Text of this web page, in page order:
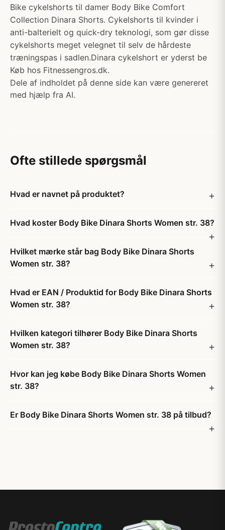
Bike cykelshorts til damer Body Bike Comfort
Collection Dinara Shorts. Cykelshorts til kvinder i
anti-balterielt og quick-dry teknologi, som gør disse
cykelshorts meget velegnet til selv de hårdeste
træningspas i sadlen.Dinara cykelshort er yderst be
Køb hos Fitnessengros.dk.
Dele af indholdet på denne side kan være genereret
med hjælp fra AI.
Ofte stillede spørgsmål
Hvad er navnet på produktet?
Hvad koster Body Bike Dinara Shorts Women str. 38?
Hvilket mærke står bag Body Bike Dinara Shorts
Women str. 38?
Hvad er EAN / Produktid for Body Bike Dinara Shorts
Women str. 38?
Hvilken kategori tilhører Body Bike Dinara Shorts
Women str. 38?
Hvor kan jeg købe Body Bike Dinara Shorts Women
str. 38?
Er Body Bike Dinara Shorts Women str. 38 på tilbud?